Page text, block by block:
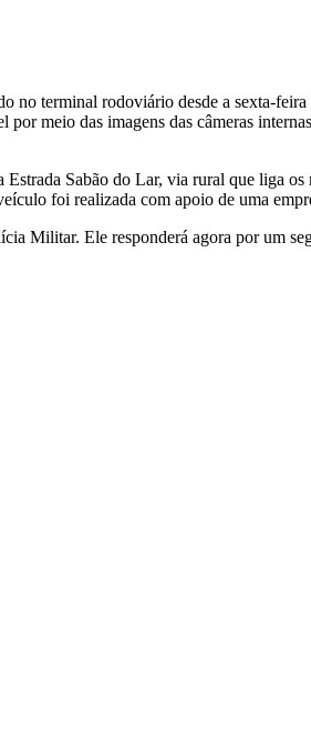
terminal rodoviário desde a sexta-
meio das imagens das câmeras
Sabão do Lar, via rural que liga
foi realizada com apoio de uma
Militar. Ele responderá agora por um